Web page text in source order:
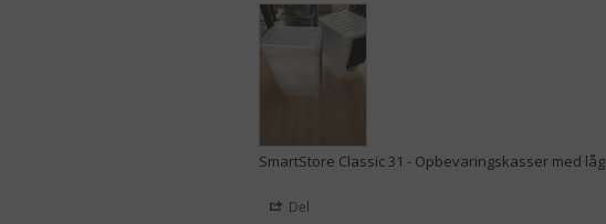
SmartStore Classic 31 - Opbevaringskasser med låg
Del